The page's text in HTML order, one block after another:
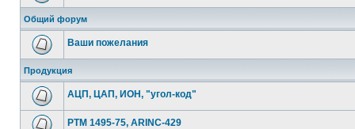
Общий форум
Ваши пожелания
Продукция
АЦП, ЦАП, ИОН, "угол-код"
РТМ 1495-75, ARINC-429